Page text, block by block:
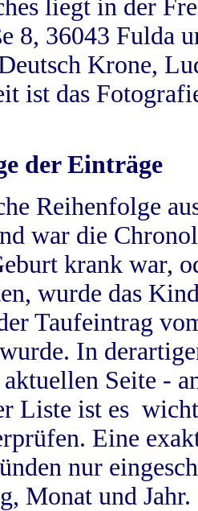
liegt in der
8, 36043 Fulda
Krone,
ist das
der Einträge
Reihenfolge
war die
krank war,
wurde das
Taufeintrag
In
Seite -
Liste ist es
Eine
nur
Monat und Jahr.